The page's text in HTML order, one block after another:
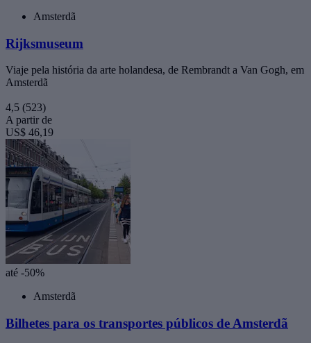
Amsterdã
Rijksmuseum
Viaje pela história da arte holandesa, de Rembrandt a Van Gogh, em
Amsterdã
4,5 (523)
A partir de
US$ 46,19
até -50%
Amsterdã
Bilhetes para os transportes públicos de Amsterdã